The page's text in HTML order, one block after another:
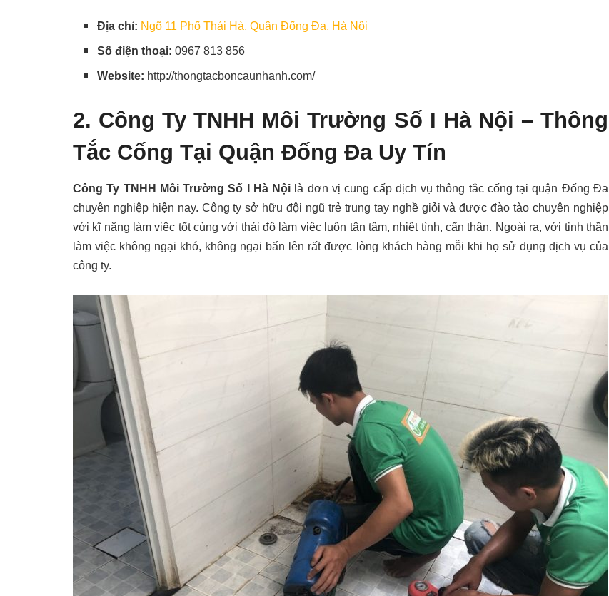
Địa chỉ: Ngõ 11 Phố Thái Hà, Quận Đống Đa, Hà Nội
Số điện thoại:0967 813 856
Website: http://thongtacboncaunhanh.com/
2. Công Ty TNHH Môi Trường Số I Hà Nội –Thông
Tắc Cống Tại Quận Đống Đa Uy Tín
Công Ty TNHH Môi Trường Số I Hà Nội là đơn vị cung cấp dịch vụ thông tắc cống tại quận Đống Đa
chuyên nghiệp hiện nay. Công ty sở hữu đội ngũ trẻ trung tay nghề giỏi và được đào tào chuyên nghiệp
với kĩ năng làm việc tốt cùng với thái độ làm việc luôn tận tâm, nhiệt tình, cẩn thận. Ngoài ra, với tinh thần
làm việc không ngại khó, không ngại bẩn lên rất được lòng khách hàng mỗi khi họ sử dụng dịch vụ của
công ty.